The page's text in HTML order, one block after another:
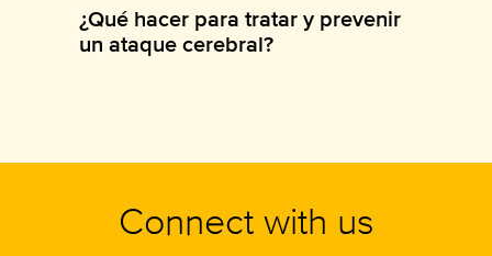
¿Qué hacer para tratar y prevenir
un ataque cerebral?
Connect with us